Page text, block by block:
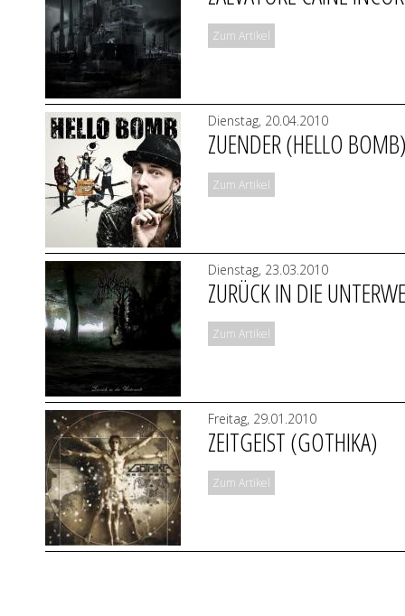
Zum Artikel
Dienstag, 20.04.2010
ZUENDER (HELLO
Zum Artikel
Dienstag, 23.03.2010
ZURÜCK IN DIE
Zum Artikel
Freitag, 29.01.2010
ZEITGEIST (GOTHIKA)
Zum Artikel